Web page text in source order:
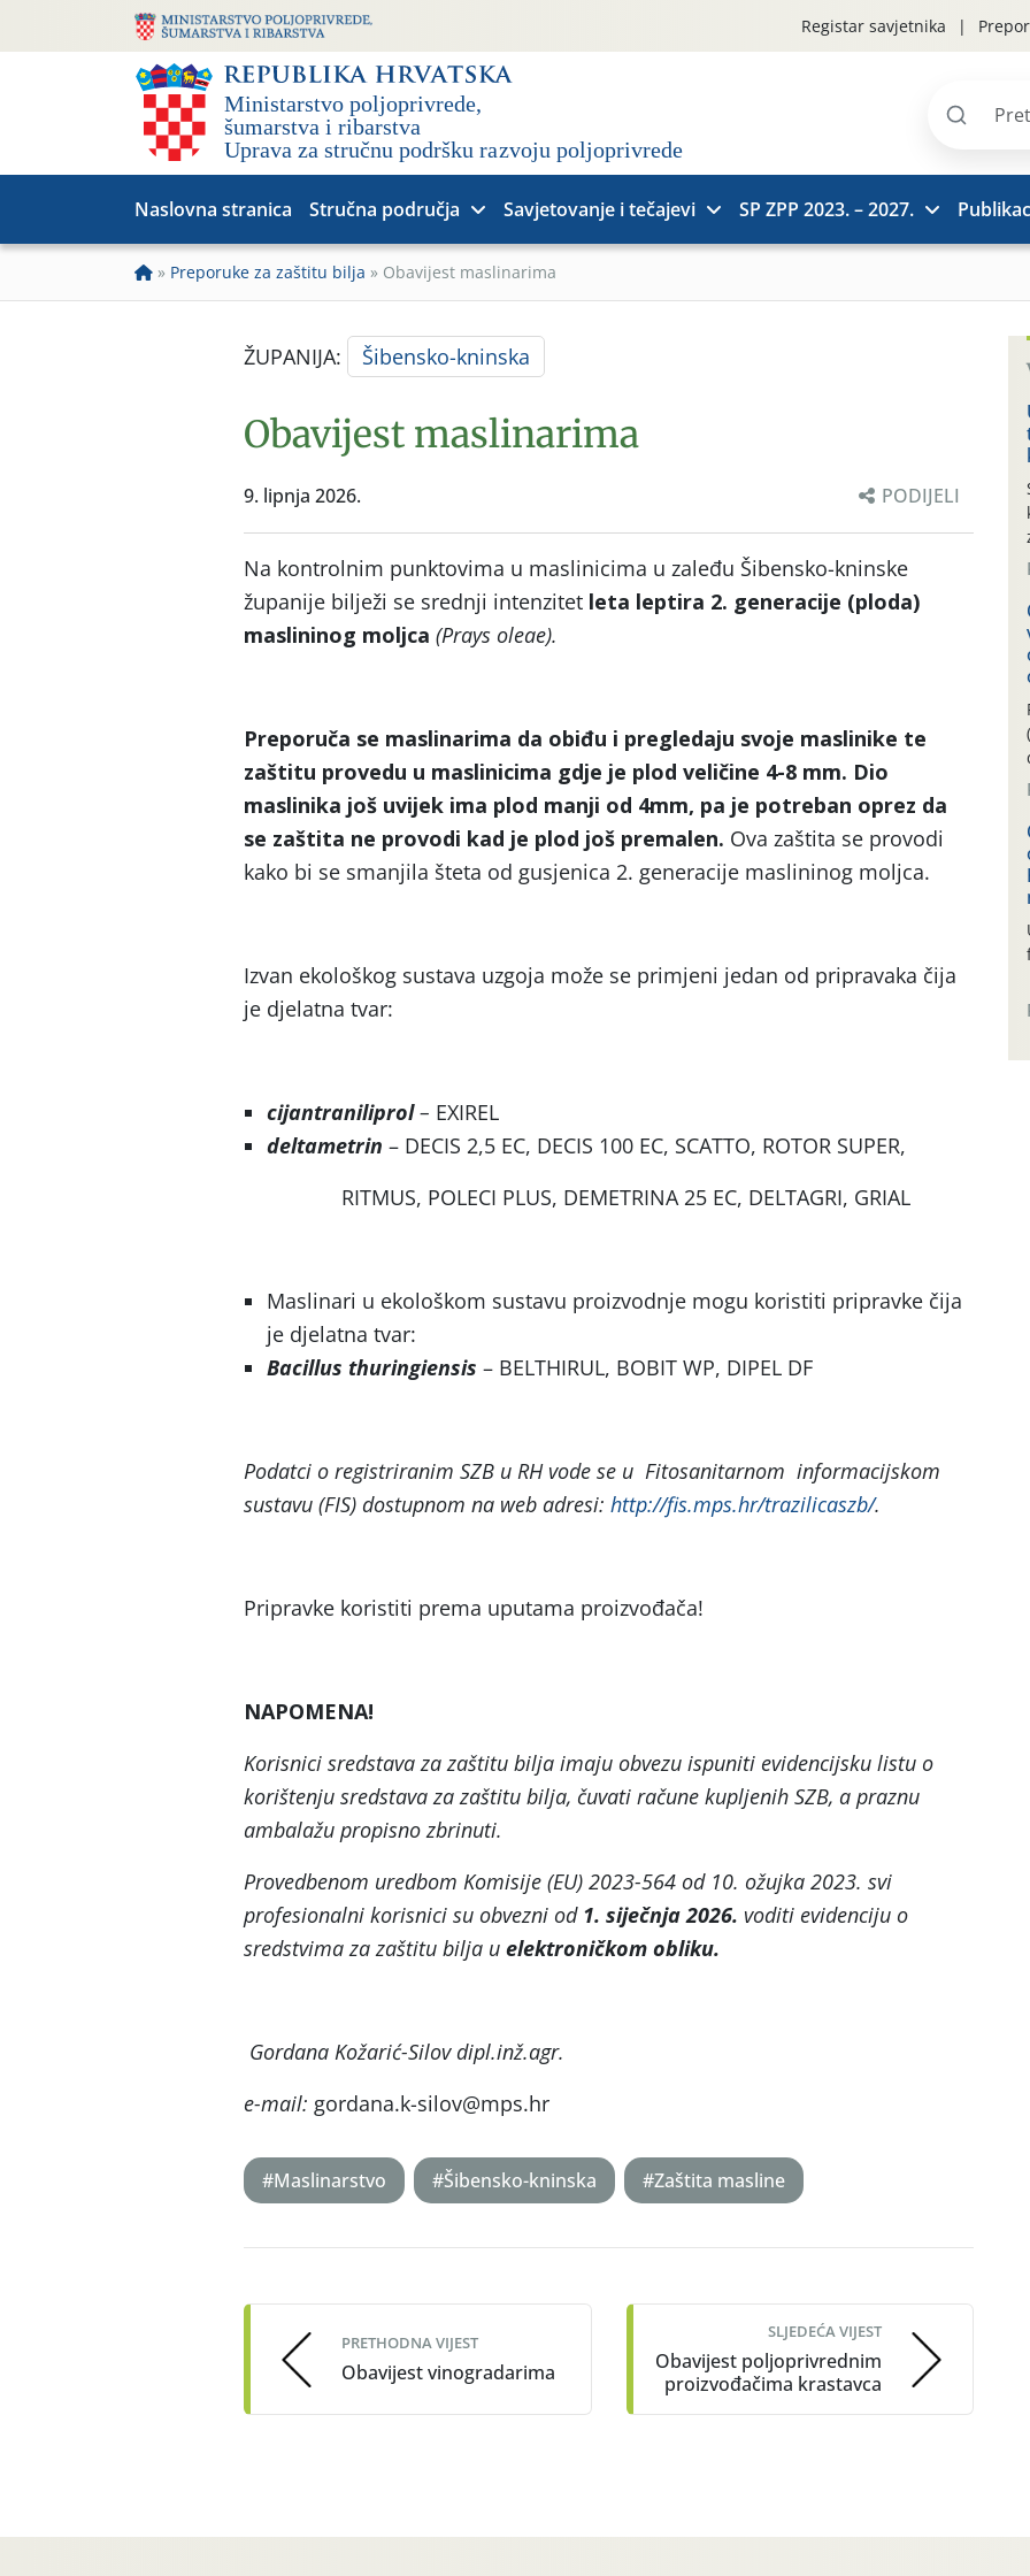
Registar savjetnika
Pretraži
Naslovna stranica Stručna područja Savjetovanje i tečajevi SP ZPP 2023. – 2027.
» Preporuke za zaštitu bilja » Obavijest maslinarima
ŽUPANIJA: Šibensko-kninska
Obavijest maslinarima
9. lipnja 2026. PODIJELI
Na kontrolnim punktovima u maslinicima u zaleđu Šibensko-kninske
županije bilježi se srednji intenzitet leta leptira 2. generacije (ploda)
maslininog moljca (Prays oleae).
Preporuča se maslinarima da obiđu i pregledaju svoje maslinike te
zaštitu provedu u maslinicima gdje je plod veličine 4-8 mm. Dio
maslinika još uvijek ima plod manji od 4mm, pa je potreban oprez da
se zaštita ne provodi kad je plod još premalen. Ova zaštita se provodi
kako bi se smanjila šteta od gusjenica 2. generacije maslininog moljca.
Izvan ekološkog sustava uzgoja može se primjeni jedan od pripravaka čija
je djelatna tvar:
cijantraniliprol– EXIREL
deltametrin – DECIS 2,5 EC, DECIS 100 EC, SCATTO, ROTOR SUPER,
RITMUS, POLECI PLUS, DEMETRINA 25 EC, DELTAGRI, GRIAL
Maslinari u ekološkom sustavu proizvodnje mogu koristiti pripravke čija
je djelatna tvar:
Bacillus thuringiensis – BELTHIRUL, BOBIT WP, DIPEL DF
Podatci o registriranim SZB u RH vode se u Fitosanitarnom informacijskom
sustavu (FIS) dostupnom na web adresi: http://fis.mps.hr/trazilicaszb/.
Pripravke koristiti prema uputama proizvođača!
NAPOMENA!
Korisnici sredstava za zaštitu bilja imaju obvezu ispuniti evidencijsku listu o
korištenju sredstava za zaštitu bilja, čuvati račune kupljenih SZB, a praznu
ambalažu propisno zbrinuti.
Provedbenom uredbom Komisije (EU) 2023-564 od 10. ožujka 2023. svi
profesionalni korisnici su obvezni od 1. siječnja 2026. voditi evidenciju o
sredstvima za zaštitu bilja u elektroničkom obliku.
Gordana Kožarić-Silov dipl.inž.agr.
e-mail: gordana.k-silov@mps.hr
#Maslinarstvo #Šibensko-kninska #Zaštita masline
navigation
PRETHODNA VIJEST
Obavijest vinogradarima
SLJEDEĆA VIJEST
Obavijest poljoprivrednim
proizvođačima krastavca